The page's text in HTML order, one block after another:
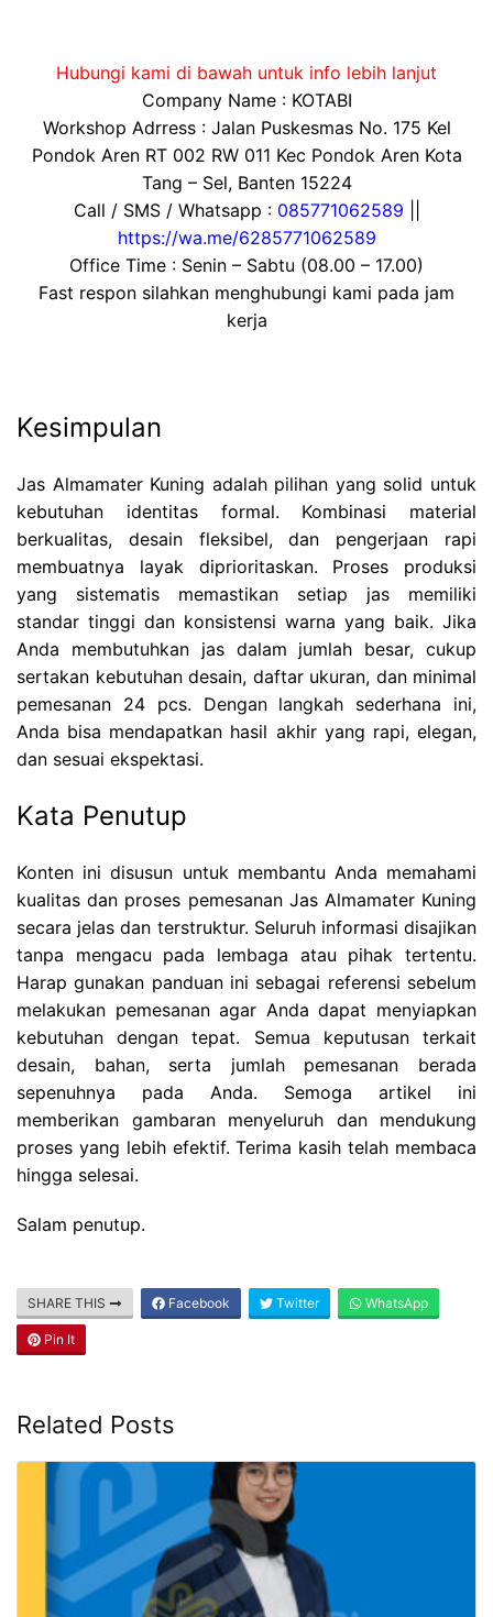
Hubungi kami di bawah untuk info lebih lanjut
Company Name : KOTABI
Workshop Adrress : Jalan Puskesmas No. 175 Kel
Pondok Aren RT 002 RW 011 Kec Pondok Aren Kota
Tang – Sel, Banten 15224
Call / SMS / Whatsapp : 085771062589
https://wa.me/6285771062589
Office Time : Senin – Sabtu (08.00 – 17.00)
Fast respon silahkan menghubungi kami pada jam
kerja
Kesimpulan
Jas Almamater Kuning adalah pilihan yang solid untuk
kebutuhan identitas formal. Kombinasi material
berkualitas, desain fleksibel, dan pengerjaan rapi
membuatnya layak diprioritaskan. Proses produksi
yang sistematis memastikan setiap jas memiliki
standar tinggi dan konsistensi warna yang baik. Jika
Anda membutuhkan jas dalam jumlah besar, cukup
sertakan kebutuhan desain, daftar ukuran, dan minimal
pemesanan 24 pcs. Dengan langkah sederhana ini,
Anda bisa mendapatkan hasil akhir yang rapi, elegan,
dan sesuai ekspektasi.
Kata Penutup
Konten ini disusun untuk membantu Anda memahami
kualitas dan proses pemesanan Jas Almamater Kuning
secara jelas dan terstruktur. Seluruh informasi disajikan
tanpa mengacu pada lembaga atau pihak tertentu.
Harap gunakan panduan ini sebagai referensi sebelum
melakukan pemesanan agar Anda dapat menyiapkan
kebutuhan dengan tepat. Semua keputusan terkait
desain, bahan, serta jumlah pemesanan berada
sepenuhnya pada Anda. Semoga artikel ini
memberikan gambaran menyeluruh dan mendukung
proses yang lebih efektif. Terima kasih telah membaca
hingga selesai.
Salam penutup.
SHARE THIS Facebook Twitter WhatsApp
Pin It
Related Posts